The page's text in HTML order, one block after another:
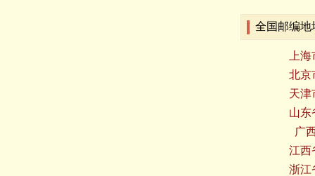
全国邮编地
上
北京
天津
山东
广
江西
浙江